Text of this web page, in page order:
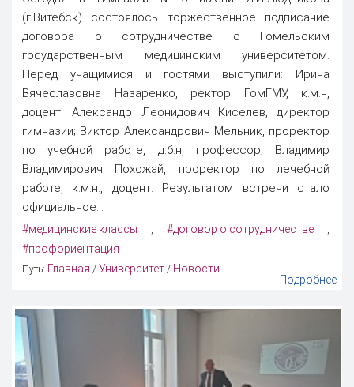
(г.Витебск) состоялось торжественное подписание
договора о сотрудничестве с Гомельским
государственным медицинским университетом.
Перед учащимися и гостями выступили: Ирина
Вячеславовна Назаренко, ректор ГомГМУ, к.м.н,
доцент. Александр Леонидович Киселев, директор
гимназии; Виктор Александрович Мельник, проректор
по учебной работе, д.б.н, профессор; Владимир
Владимирович Похожай, проректор по лечебной
работе, к.м.н., доцент. Результатом встречи стало
официальное...
#медицинские классы #договор о сотрудничестве
#профориентация
Путь: Главная / Университет / Новости
Подробнее